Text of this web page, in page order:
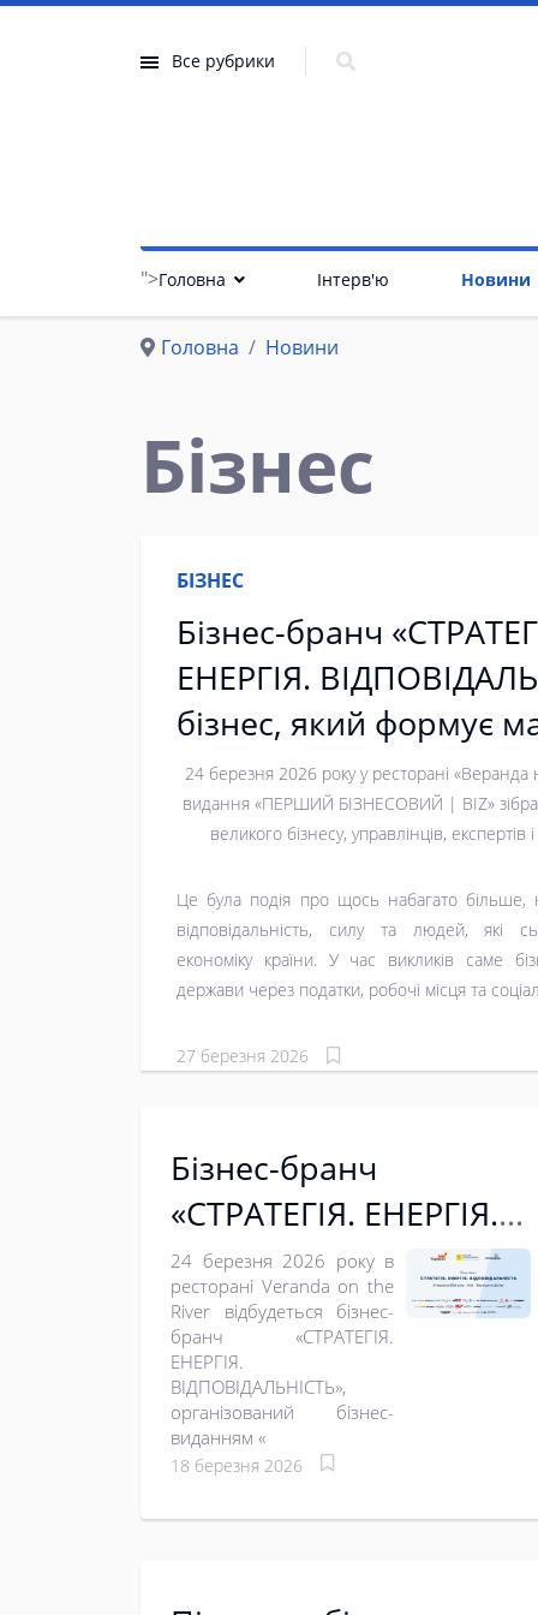
Все рубрики
">Головна Інтерв'ю Новини
Головна Новини
Бізнес
БІЗНЕС
Бізнес-бранч
ЕНЕРГІЯ.
бізнес, який формує
України
24 березня 2026 року у ресторані «Веранда
видання «ПЕРШИЙ БІЗНЕСОВИЙ | BIZ»
великого бізнесу, управлінців, експертів
Це була подія про щось набагато
відповідальність, силу та людей, які
економіку країни. У час викликів саме
держави через податки, робочі місця та
27 березня 2026
Бізнес-бранч
«СТРАТЕГІЯ. ЕНЕРГІЯ.
ВІДПОВІДАЛЬНІСТЬ»
24 березня 2026 року в
ресторані Veranda on the
River відбудеться бізнес-
бранч «СТРАТЕГІЯ.
ЕНЕРГІЯ.
ВІДПОВІДАЛЬНІСТЬ»,
організований бізнес-
виданням «
18 березня 2026